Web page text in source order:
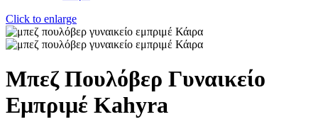
Click to enlarge
Μπεζ Πουλόβερ Γυναικείο
Εμπριμέ Kahyra